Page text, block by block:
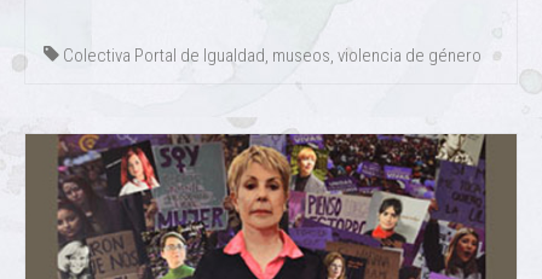
Colectiva Portal de Igualdad, museos, violencia de género